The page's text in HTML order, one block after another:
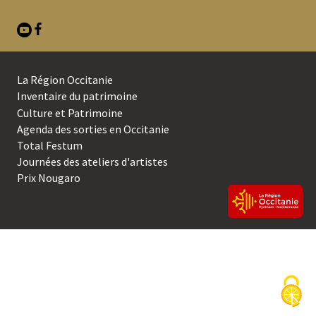
SECOND
MENU
DE
BAS
DE
La Région Occitanie
Inventaire du patrimoine
Culture et Patrimoine
Agenda des sorties en Occitanie
Total Festum
Journées des ateliers d'artistes
Prix Nougaro